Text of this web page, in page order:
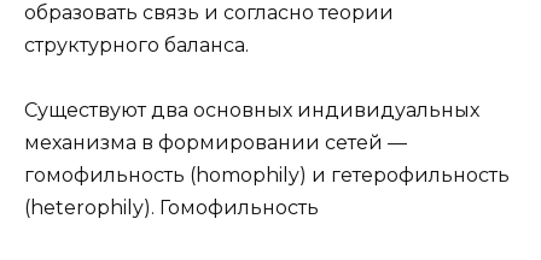
образовать связь и согласно теории
структурного баланса.
Существуют два основных индивидуальных
механизма в формировании сетей —
гомофильность (homophily) и гетерофильность
(heterophily). Гомофильность